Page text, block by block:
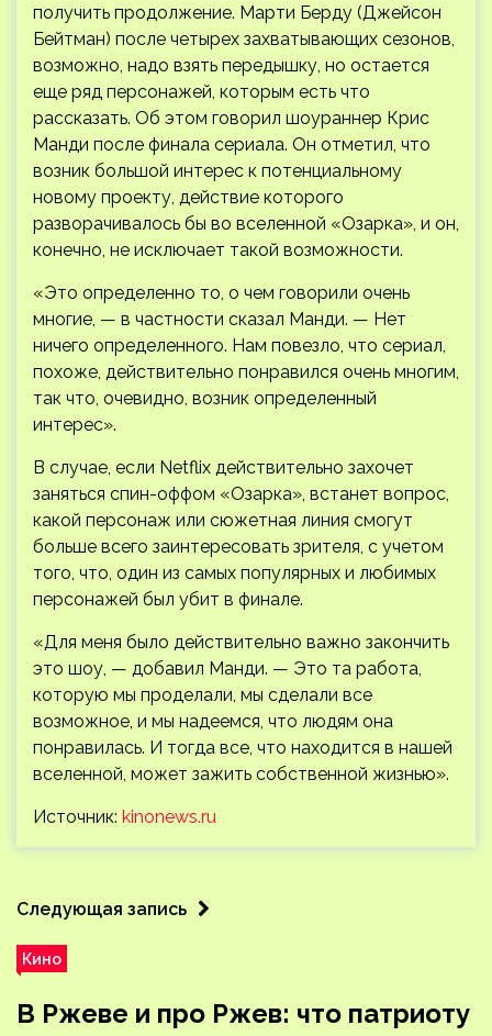
получить продолжение. Марти Берду (Джейсон
Бейтман) после четырех захватывающих сезонов,
возможно, надо взять передышку, но остается
еще ряд персонажей, которым есть что
рассказать. Об этом говорил шоураннер Крис
Манди после финала сериала. Он отметил, что
возник большой интерес к потенциальному
новому проекту, действие которого
разворачивалось бы во вселенной «Озарка», и он,
конечно, не исключает такой возможности.
«Это определенно то, о чем говорили очень
многие, — в частности сказал Манди. — Нет
ничего определенного. Нам повезло, что сериал,
похоже, действительно понравился очень многим,
так что, очевидно, возник определенный
интерес».
В случае, если Netflix действительно захочет
заняться спин-оффом «Озарка», встанет вопрос,
какой персонаж или сюжетная линия смогут
больше всего заинтересовать зрителя, с учетом
того, что, один из самых популярных и любимых
персонажей был убит в финале.
«Для меня было действительно важно закончить
это шоу, — добавил Манди. — Это та работа,
которую мы проделали, мы сделали все
возможное, и мы надеемся, что людям она
понравилась. И тогда все, что находится в нашей
вселенной, может зажить собственной жизнью».
Источник: kinonews.ru
Следующая запись
Кино
В Ржеве и про Ржев: что патриоту